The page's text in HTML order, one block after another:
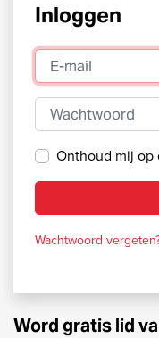
Inloggen
E-mail
Wachtwoord
Onthoud mij op
Wachtwoord
Word gratis lid